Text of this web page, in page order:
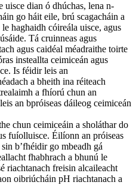
uisce dian ó dhúchas, lena n-
go háit eile, brú scagacháin a
haghaidh cóireála uisce, agus
Tá cruinneas agus
agus caidéal méadraithe toirte
insteallta ceimiceán agus
Is féidir leis an
a bheith ina réiteach
a fhíorú chun an
an bpróiseas dáileog ceimiceán
chun ceimiceáin a sholáthar do
fuíolluisce. Éilíonn an próiseas
b’fhéidir go mbeadh gá
fhabhrach a bhunú le
riachtanach freisin alcaileacht
oibriúcháin pH riachtanach a